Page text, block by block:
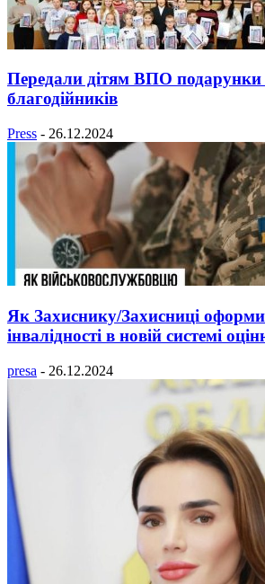
Передали дітям ВПО подарунки
благодійників
Press - 26.12.2024
Як Захиснику/Захисниці
інвалідності в новій системі
presa - 26.12.2024